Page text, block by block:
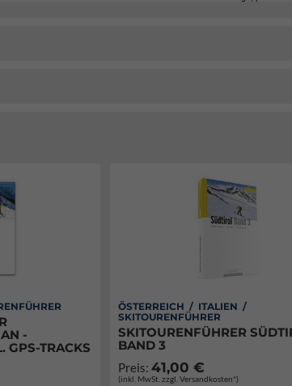
-
GPS-TRACKS
ÖSTERREICH / ITALIEN /
SKITOURENFÜHRER
SKITOURENFÜHRER
BAND 3
Preis:41,00 €
(inkl. MwSt. zzgl. Versandkosten*)